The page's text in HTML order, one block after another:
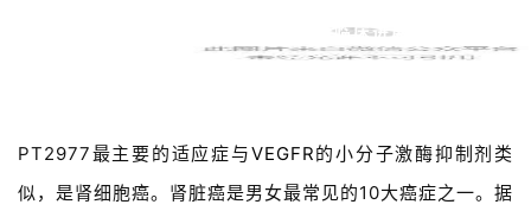
E
HIF-2α最新临床进展及研发方向
PT2977最主要的适应症与VEGFR的小分子激酶抑制剂类
似，是肾细胞癌。肾脏癌是男女最常见的10大癌症之一。据